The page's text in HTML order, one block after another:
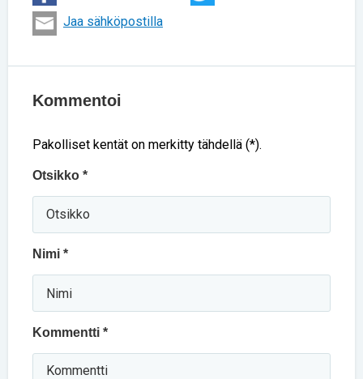
Jaa sähköpostilla
Kommentoi
Pakolliset kentät on merkitty tähdellä (*).
Otsikko *
Nimi *
Kommentti *